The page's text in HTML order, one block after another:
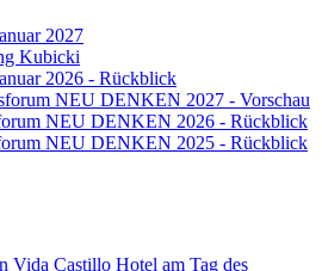
2027
Kubicki
2026 - Rückblick
NEU DENKEN 2027 - Vorschau
NEU DENKEN 2026 - Rückblick
NEU DENKEN 2025 - Rückblick